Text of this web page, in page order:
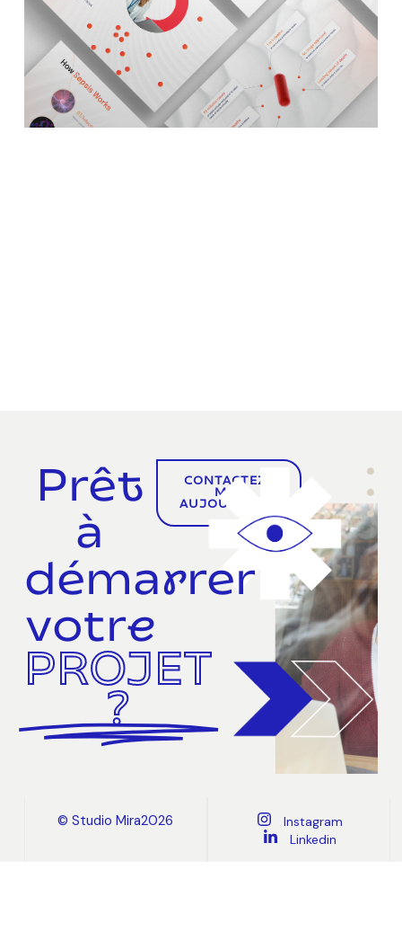
Prêt
à
démarrer
votre
PROJET
?
CONTACTEZ-
MOI
AUJOURD'HUI
© Studio Mira2026
Instagram
Linkedin